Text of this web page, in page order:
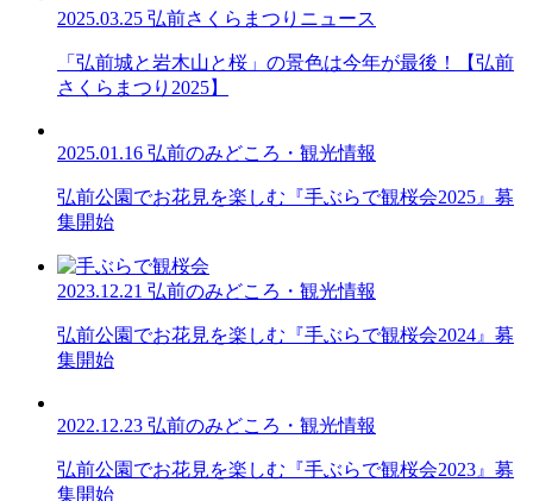
2025.03.25 弘前さくらまつりニュース
「弘前城と岩木山と桜」の景色は今年が最後！【弘前
さくらまつり2025】
2025.01.16 弘前のみどころ・観光情報
弘前公園でお花見を楽しむ『手ぶらで観桜会2025』募
集開始
2023.12.21 弘前のみどころ・観光情報
弘前公園でお花見を楽しむ『手ぶらで観桜会2024』募
集開始
2022.12.23 弘前のみどころ・観光情報
弘前公園でお花見を楽しむ『手ぶらで観桜会2023』募
集開始